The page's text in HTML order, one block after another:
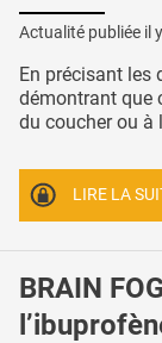
Actualité publiée il
En précisant les
démontrant que
du coucher ou à
LIRE LA
BRAIN